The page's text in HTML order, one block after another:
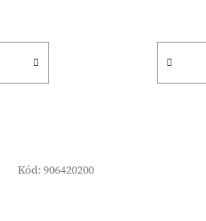
Kód: 906420200